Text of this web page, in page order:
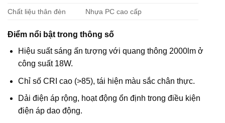
Chất liệu thân đèn Nhựa PC cao cấp
Điểm nổi bật trong thông số
Hiệu suất sáng ấn tượng với quang thông 2000lm ở
công suất 18W.
Chỉ số CRI cao (>85), tái hiện màu sắc chân thực.
Dải điện áp rộng, hoạt động ổn định trong điều kiện
điện áp dao động.